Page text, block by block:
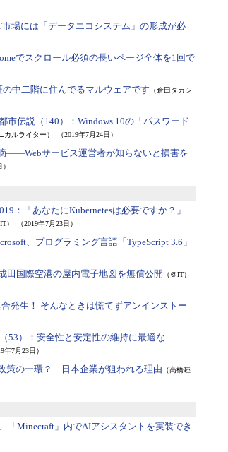
市場には「データエコシステム」の形成が必
でスクロール必須の長いページ全体を1回で
の中二階に住んでるマルウェアです （倉田タカシ
市伝説（140）： Windows 10の「パスワード
カルライター） （2019年7月24日）
――Webサービス運営者が知らないと損害を
：
「あなたにKubernetesは必要ですか？」
） （2019年7月23日）
、プログラミング言語「TypeScript 3.6」
田国際空港の屋内電子地図を無償公開
（＠IT）
発生！ そんなときは慌てずアンインストー
53）： 安全性と安定性の維持に最適な
年7月23日）
策の一環？ 日本企業が狙われる理由 （高橋睦
「Minecraft」内でAIアシスタントを実装でき